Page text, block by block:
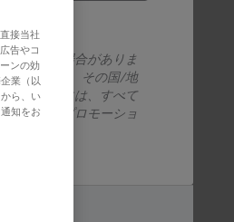
為がある場合がありま
いる情報は、その国/地
す。これには、すべて
、およびプロモーショ
of annual rings.
immediately after
接当社
告やコ
ンの効
業（以
ら、い
知をお